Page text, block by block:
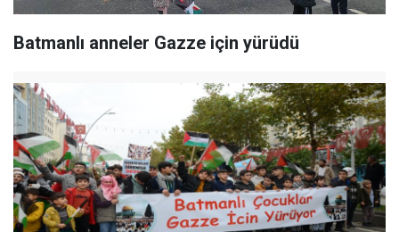
Batmanlı anneler Gazze için yürüdü